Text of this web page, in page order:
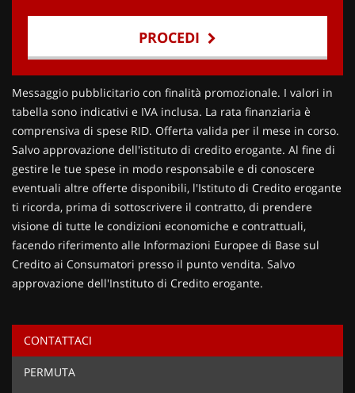
PROCEDI
Contattaci
Ho letto e accettol'informativa privacy*
Acconsento al trattamento dei miei dati per finalità di
Messaggio pubblicitario con finalità promozionale. I valori in
tabella sono indicativi e IVA inclusa. La rata finanziaria è
comprensiva di spese RID. Offerta valida per il mese in corso.
Salvo approvazione dell'istituto di credito erogante. Al fine di
gestire le tue spese in modo responsabile e di conoscere
eventuali altre offerte disponibili, l'Istituto di Credito erogante
ti ricorda, prima di sottoscrivere il contratto, di prendere
visione di tutte le condizioni economiche e contrattuali,
facendo riferimento alle Informazioni Europee di Base sul
Credito ai Consumatori presso il punto vendita. Salvo
approvazione dell'Instituto di Credito erogante.
CONTATTACI
PERMUTA